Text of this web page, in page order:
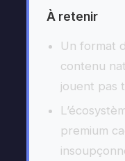
À retenir
Un format
contenu
jouent pas
premium